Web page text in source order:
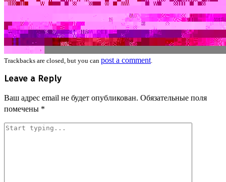
Trackbacks are closed, but you can post a comment.
Leave a Reply
Ваш адрес email не будет опубликован. Обязательные поля
помечены *